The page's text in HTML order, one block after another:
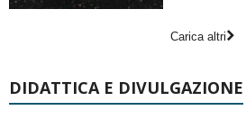
Carica altri
DIDATTICA E DIVULGAZIONE